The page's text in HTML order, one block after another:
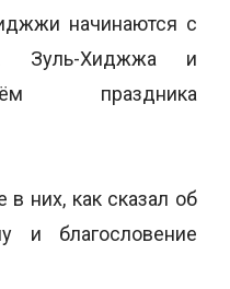
начинаются с
Зуль-Хиджжа и
праздника
них, как сказал об
и благословение